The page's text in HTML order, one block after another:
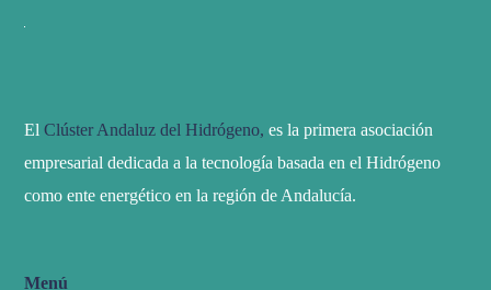
El Clúster Andaluz del Hidrógeno, es la primera asociación
empresarial dedicada a la tecnología basada en el Hidrógeno
como ente energético en la región de Andalucía.
Menú